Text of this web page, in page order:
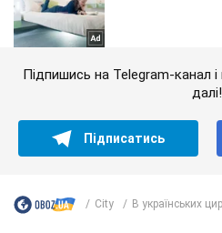
Підпишись на Telegram-канал
далі!
Підписатись
City В українських